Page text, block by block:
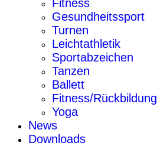
Fitness
Gesundheitssport
Turnen
Leichtathletik
Sportabzeichen
Tanzen
Ballett
Fitness/Rückbildung
Yoga
News
Downloads